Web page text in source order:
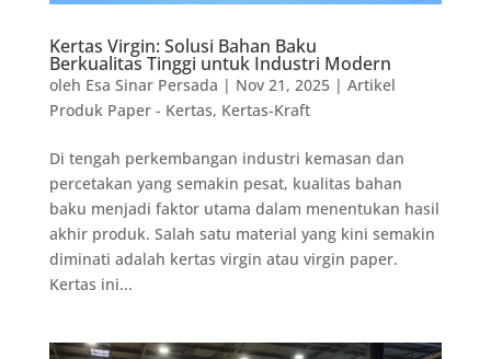
Kertas Virgin: Solusi Bahan Baku
Berkualitas Tinggi untuk Industri Modern
oleh Esa Sinar Persada | Nov 21, 2025| Artikel
Produk Paper - Kertas, Kertas-Kraft
Di tengah perkembangan industri kemasan dan
percetakan yang semakin pesat, kualitas bahan
baku menjadi faktor utama dalam menentukan hasil
akhir produk. Salah satu material yang kini semakin
diminati adalah kertas virgin atau virgin paper.
Kertas ini...